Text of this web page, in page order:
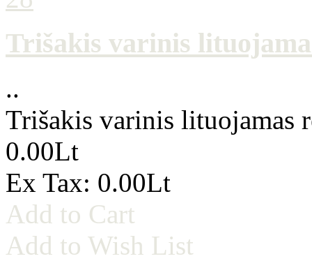
Trišakis varinis
..
Trišakis varinis lituojamas
0.00Lt
Ex Tax: 0.00Lt
Add to Cart
Add to Wish List